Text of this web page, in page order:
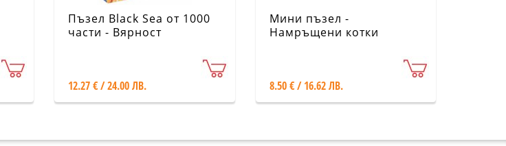
Пъзел Black Sea от 1000
части - Вярност
12.27 € / 24.00 ЛВ.
Мини пъзел -
Намръщени котки
8.50 € / 16.62 ЛВ.